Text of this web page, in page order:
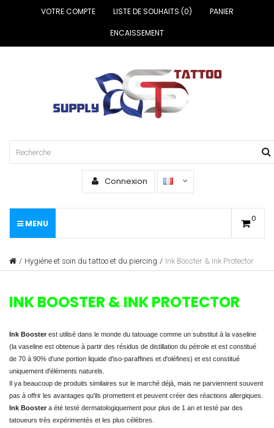
VOTRE COMPTE LISTE DE SOUHAITS (0) PANIER
ENCAISSEMENT
Connexion
0
MENU
Hygiéne et soin du tattoo et du piercing Ink Booster & Ink Protector
INK BOOSTER & INK PROTECTOR
Ink Booster est utilisé dans le monde du tatouage comme un substitut à la vaseline
(la vaseline est obtenue à partir des résidus de distillation du pétrole et est constitué
de 70 à 90% d'une portion liquide d'iso-paraffines et d'oléfines) et est constitué
uniquement d'éléments naturels.
Il ya beaucoup de produits similaires sur le marché déjà, mais ne parviennent souvent
pas à offrir les avantages qu'ils promettent et peuvent créer des réactions allergiques.
Ink Booster a été testé dermatologiquement pour plus de 1 an et testé par des
tatoueurs très expérimentés et les plus célèbres.